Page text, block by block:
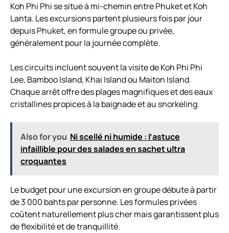
Koh Phi Phi se situe à mi-chemin entre Phuket et Koh
Lanta. Les excursions partent plusieurs fois par jour
depuis Phuket, en formule groupe ou privée,
généralement pour la journée complète.
Les circuits incluent souvent la visite de Koh Phi Phi
Lee, Bamboo Island, Khai Island ou Maiton Island.
Chaque arrêt offre des plages magnifiques et des eaux
cristallines propices à la baignade et au snorkeling.
Also for you Ni scellé ni humide : l’astuce
infaillible pour des salades en sachet ultra
croquantes
Le budget pour une excursion en groupe débute à partir
de 3 000 bahts par personne. Les formules privées
coûtent naturellement plus cher mais garantissent plus
de flexibilité et de tranquillité.